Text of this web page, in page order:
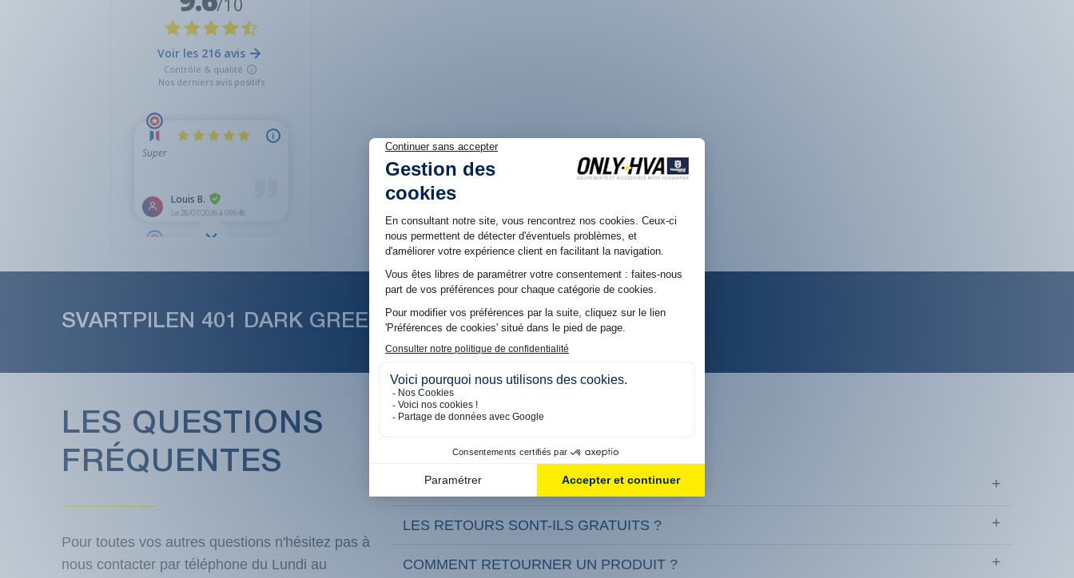
SVARTPILEN 401 DARK GREEN 2025_IN
LES QUESTIONS
FRÉQUENTES
Pour toutes vos autres questions n'hésitez pas à
nous contacter par téléphone du Lundi au
QUELS SONT NOS DÉLAIS DE LIVRAISON ?
LES RETOURS SONT-ILS GRATUITS ?
COMMENT RETOURNER UN PRODUIT ?